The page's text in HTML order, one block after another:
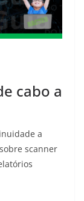
cabo a
a
scanner